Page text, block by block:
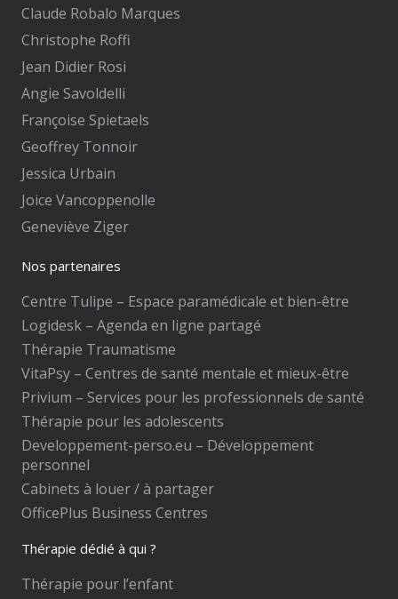
Claude Robalo Marques
Christophe Roffi
Jean Didier Rosi
Angie Savoldelli
Françoise Spietaels
Geoffrey Tonnoir
Jessica Urbain
Joice Vancoppenolle
Geneviève Ziger
Nos partenaires
Centre Tulipe – Espace paramédicale et bien-être
Logidesk – Agenda en ligne partagé
Thérapie Traumatisme
VitaPsy – Centres de santé mentale et mieux-être
Privium – Services pour les professionnels de santé
Thérapie pour les adolescents
Developpement-perso.eu – Développement
personnel
Cabinets à louer / à partager
OfficePlus Business Centres
Thérapie dédié à qui ?
Thérapie pour l’enfant